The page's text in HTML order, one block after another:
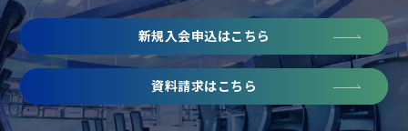
新規入会申込はこちら
資料請求はこちら